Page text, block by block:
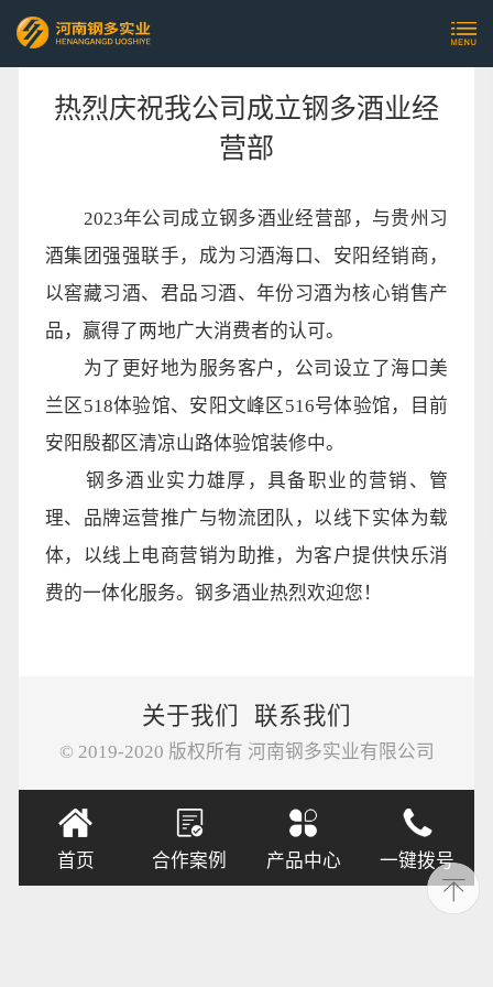
热烈庆祝我公司成立钢多酒业经
营部
2023年公司成立钢多酒业经营部，与贵州习
酒集团强强联手，成为习酒海口、安阳经销商，
以窖藏习酒、君品习酒、年份习酒为核心销售产
品，赢得了两地广大消费者的认可。
为了更好地为服务客户，公司设立了海口美
兰区518体验馆、安阳文峰区516号体验馆，目前
安阳殷都区清凉山路体验馆装修中。
钢多酒业实力雄厚，具备职业的营销、管
理、品牌运营推广与物流团队，以线下实体为载
体，以线上电商营销为助推，为客户提供快乐消
费的一体化服务。钢多酒业热烈欢迎您！
关于我们 联系我们
© 2019-2020 版权所有 河南钢多实业有限公司
首页 合作案例 产品中心 一键拨号